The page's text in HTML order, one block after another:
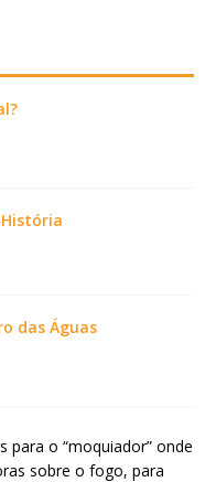
das Águas
para o “moquiador” onde
sobre o fogo, para